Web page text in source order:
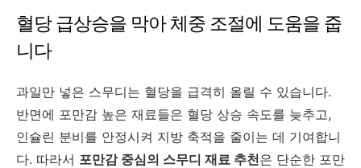
혈당 급상승을 막아 체중 조절에 도움을 줍
니다
과일만 넣은 스무디는 혈당을 급격히 올릴 수 있습니다.
반면에 포만감 높은 재료들은 혈당 상승 속도를 늦추고,
인슐린 분비를 안정시켜 지방 축적을 줄이는 데 기여합니
다. 따라서 포만감 중심의 스무디 재료 추천은 단순한 포만